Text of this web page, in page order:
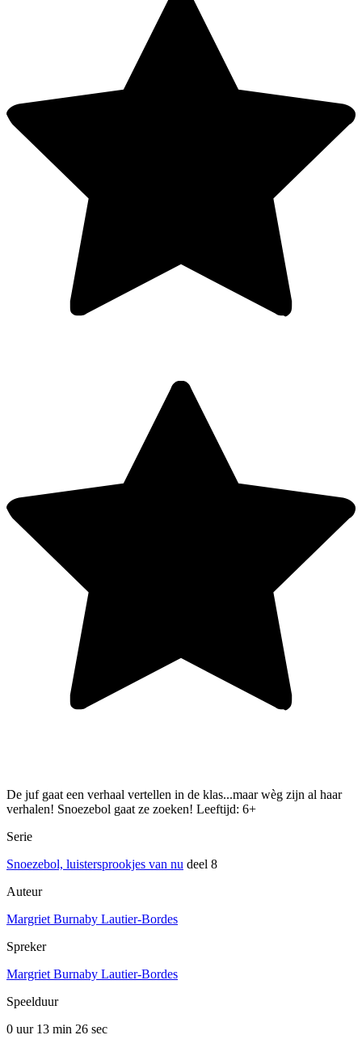
De juf gaat een verhaal vertellen in de klas...maar wèg zijn al haar
verhalen! Snoezebol gaat ze zoeken! Leeftijd: 6+
Serie
Snoezebol, luistersprookjes van nu deel 8
Auteur
Margriet Burnaby Lautier-Bordes
Spreker
Margriet Burnaby Lautier-Bordes
Speelduur
0 uur 13 min 26 sec